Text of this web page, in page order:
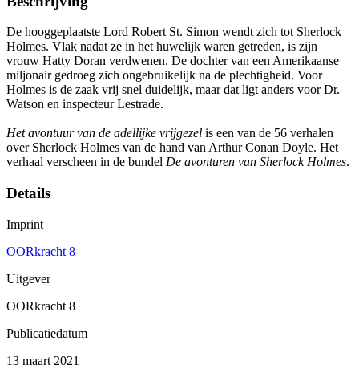
De hooggeplaatste Lord Robert St. Simon wendt zich tot Sherlock
Holmes. Vlak nadat ze in het huwelijk waren getreden, is zijn
vrouw Hatty Doran verdwenen. De dochter van een Amerikaanse
miljonair gedroeg zich ongebruikelijk na de plechtigheid. Voor
Holmes is de zaak vrij snel duidelijk, maar dat ligt anders voor Dr.
Watson en inspecteur Lestrade.
Het avontuur van de adellijke vrijgezel is een van de 56 verhalen
over Sherlock Holmes van de hand van Arthur Conan Doyle. Het
verhaal verscheen in de bundel De avonturen van Sherlock Holmes.
Details
Imprint
OORkracht 8
Uitgever
OORkracht 8
Publicatiedatum
13 maart 2021